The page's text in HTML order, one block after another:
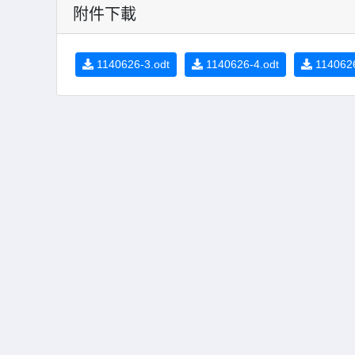
附件下載
1140626-3.odt 1140626-4.odt